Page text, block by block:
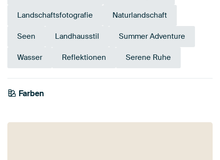
Landschaftsfotografie Naturlandschaft
Seen Landhausstil Summer Adventure
Wasser Reflektionen Serene Ruhe
Farben
Olivgrün
Mauve
Anthrazit